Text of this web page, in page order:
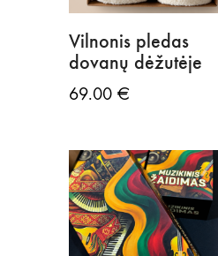
Vilnonis pledas
dovanų dėžutėje
69.00 €